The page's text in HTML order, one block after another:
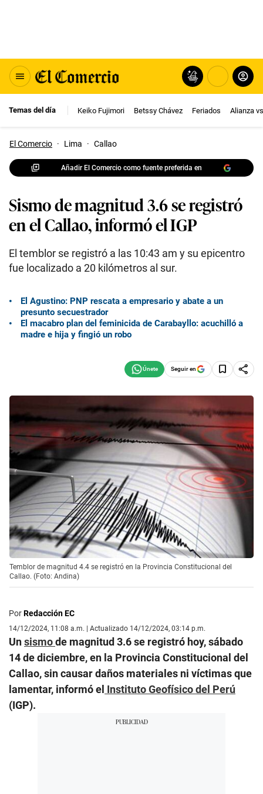
Temas del día Keiko Fujimori Betssy Chávez Feriados Alianza
El Comercio · Lima · Callao
Añadir El Comercio como fuente preferida en
Sismo de magnitud 3.6 se registró
en el Callao, informó el IGP
El temblor se registró a las 10:43 am y su epicentro
fue localizado a 20 kilómetros al sur.
El Agustino: PNP rescata a empresario y abate a un
presunto secuestrador
El macabro plan del feminicida de Carabayllo: acuchilló a
madre e hija y fingió un robo
Seguir en
Temblor de magnitud 4.4 se registró en la Provincia Constitucional del
Callao. (Foto: Andina)
PorRedacción EC
14/12/2024, 11:08 a.m. | Actualizado 14/12/2024, 03:14 p.m.
Unsismode magnitud 3.6 se registró hoy, sábado
14 de diciembre, en la Provincia Constitucional del
Callao, sin causar daños materiales ni víctimas que
lamentar, informó el Instituto Geofísico del Perú
(IGP).